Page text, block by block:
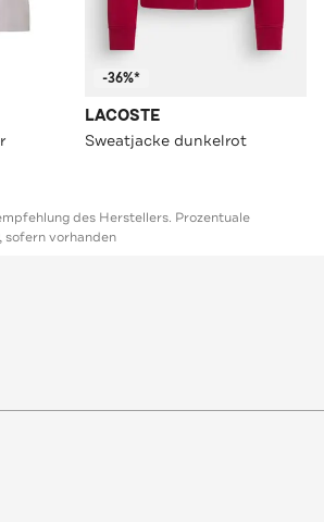
-36%*
LACOSTE
Sweatjacke dunkelrot
des Herstellers. Prozentuale
sofern vorhanden